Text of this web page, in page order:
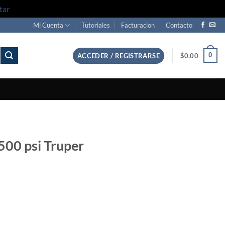
Mi Cuenta Tutoriales Facturacion Contacto
ACCEDER / REGISTRARSE $0.00 0
psi Truper